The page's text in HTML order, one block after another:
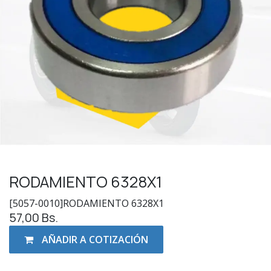
RODAMIENTO 6328X1
[5057-0010]RODAMIENTO 6328X1
57,00 Bs.
AÑADIR A COTIZACIÓN